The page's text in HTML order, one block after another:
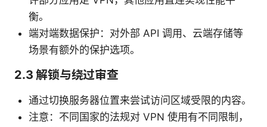
衡。
端对端数据保护：对外部 API 调用、云端存储等
场景有额外的保护选项。
2.3 解锁与绕过审查
通过切换服务器位置来尝试访问区域受限的内容。
注意：不同国家的法规对 VPN 使用有不同限制，